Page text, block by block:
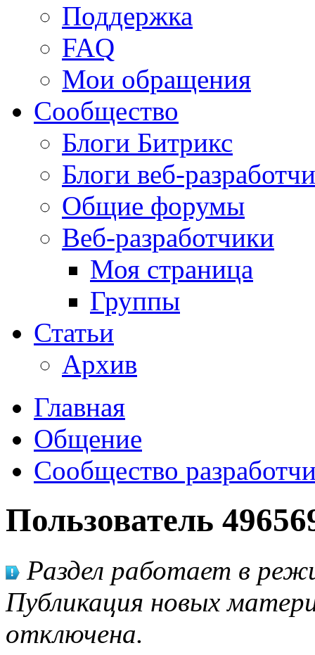
Поддержка
FAQ
Мои обращения
Сообщество
Блоги Битрикс
Блоги веб-
Общие форумы
Веб-разработчики
Моя страница
Группы
Статьи
Архив
Главная
Общение
Сообщество
Пользователь
Раздел работает в
Публикация новых
отключена.